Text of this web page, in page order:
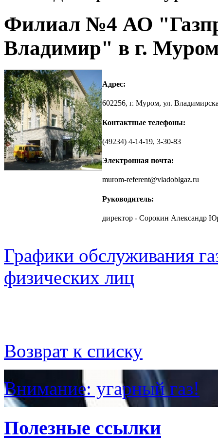
Филиал №4 АО
Владимир" в г.
Адрес:
602256, г. Муром, ул.
Контактные телефоны:
(49234) 4-14-19, 3-30-83
Электронная почта:
murom-referent@vladoblgaz.ru
Руководитель:
директор - Сорокин Александр
Графики обслуживания
физических лиц
Возврат к списку
Внимание: угарный газ!
Полезные ссылки